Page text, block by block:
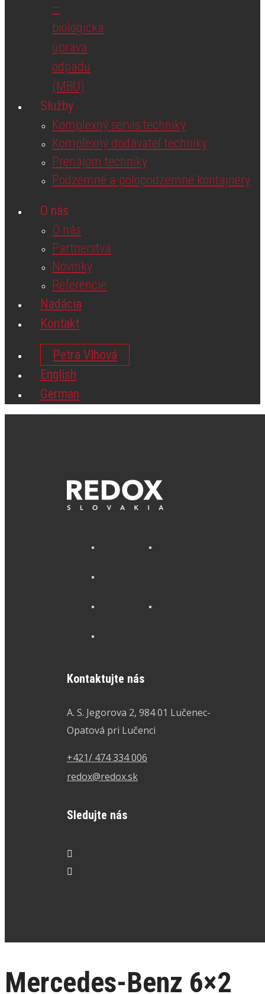
–
biologická
úprava
odpadu
(MBÚ)
Služby
Komplexný servis techniky
Komplexný dodávateľ techniky
Prenájom techniky
Podzemné a polopodzemné kontajnery
O nás
O nás
Partnerstvá
Novinky
Referencie
Nadácia
Kontakt
Petra Vlhová
English
German
Kontaktujte nás
A. S. Jegorova 2, 984 01 Lučenec-
Opatová pri Lučenci
+421/ 474 334 006
redox@redox.sk
Sledujte nás
Mercedes-Benz 6×2